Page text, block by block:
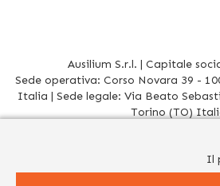
Il
Ausilium S.r.l. | Capitale
Sede operativa: Corso Novara 39 -
Italia | Sede legale: Via Beato
Torino (TO)
Relativamente ai prodotti venduti da Ausilium